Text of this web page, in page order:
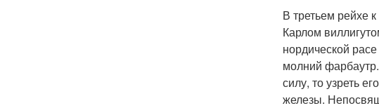
В третьем рейхе
Карлом
нордической
молний фарбаутр.
силу, то узреть
железы.